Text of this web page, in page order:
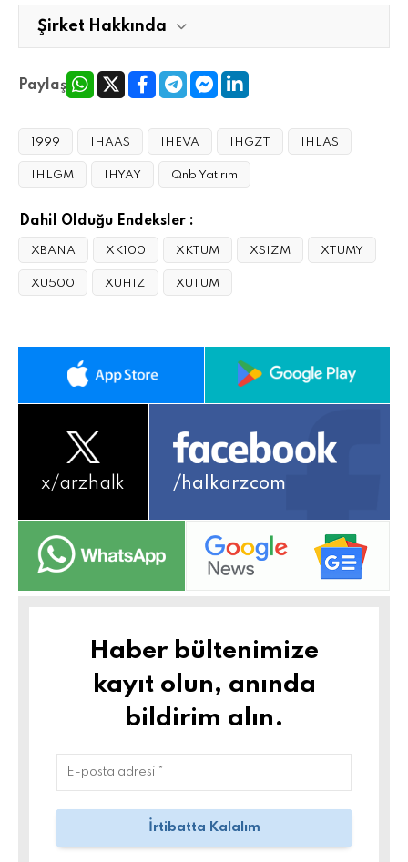
Şirket Hakkında
Paylaş
1999 IHAAS IHEVA IHGZT IHLAS
IHLGM IHYAY Qnb Yatırım
Dahil Olduğu Endeksler :
XBANA XK100 XKTUM XSIZM XTUMY
XU500 XUHIZ XUTUM
x/arzhalk /halkarzcom
Haber bültenimize
kayıt olun, anında
bildirim alın.